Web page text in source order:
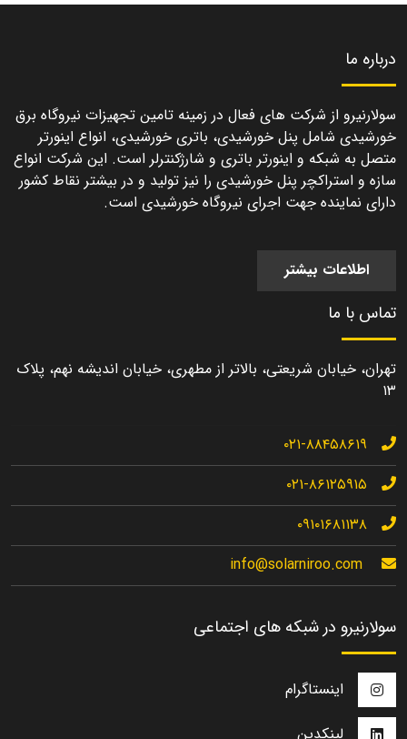
درباره ما
سولارنیرو از شرکت های فعال در زمینه تامین تجهیزات نیروگاه برق
خورشیدی شامل پنل خورشیدی، باتری خورشیدی، انواع اینورتر
متصل به شبکه و اینورتر باتری و شارژکنترلر است. این شرکت انواع
سازه و استراکچر پنل خورشیدی را نیز تولید و در بیشتر نقاط کشور
دارای نماینده جهت اجرای نیروگاه خورشیدی است.
اطلاعات بیشتر
تماس با ما
تهران، خیابان شریعتی، بالاتر از مطهری، خیابان اندیشه نهم، پلاک
۱۳
۰۲۱-۸۸۴۵۸۶۱۹
۰۲۱-۸۶۱۲۵۹۱۵
۰۹۱۰۱۶۸۱۱۳۸
info@solarniroo.com
سولارنیرو در شبکه های اجتماعی
اینستاگرام
لینکدین